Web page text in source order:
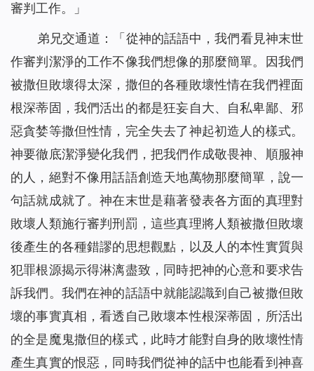
審判工作。
」
弟兄交通道：「從神的話語中，我們看見神末世
作審判潔淨的工作不像我們想像的那麼簡單。因我們
被撒但敗壞得太深，撒但的各種敗壞性情在我們裡面
根深蒂固，我們活出的都是狂妄自大、自私卑鄙、邪
惡貪婪等撒但性情，完全失去了神起初造人的樣式。
神要徹底潔淨變化我們，把我們作成敬畏神、順服神
的人，絕對不像用話語創造天地萬物那麼簡單，說一
句話就成就了。神在末世是藉著發表各方面的真理對
敗壞人類施行審判刑罰，這些真理將人類被撒但敗壞
後產生的各種錯謬的思想觀點，以及人的本性實質與
犯罪根源揭示得淋漓盡致，同時把神的心意和要求告
訴我們。我們在神的話語中就能認識到自己被撒但敗
壞的事實真相，看透自己敗壞本性根深蒂固，所活出
的全是魔鬼撒但的樣式，此時才能對自身的敗壞性情
產生真實的恨惡，同時我們從神的話中也能看到神喜